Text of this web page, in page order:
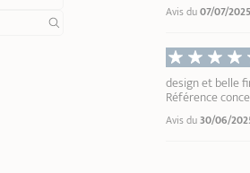
Avis du07/07/2025
design et belle
Référence
Avis du30/06/